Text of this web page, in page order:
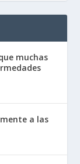
muchas
a las